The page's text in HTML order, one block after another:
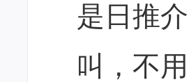
是日推
叫，不